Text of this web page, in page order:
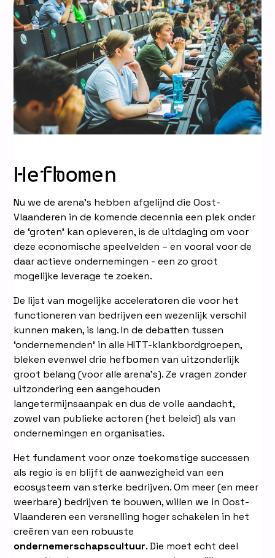
Hefbomen
Nu we de arena’s hebben afgelijnd die Oost-
Vlaanderen in de komende decennia een plek onder
de ‘groten’ kan opleveren, is de uitdaging om voor
deze economische speelvelden – en vooral voor de
daar actieve ondernemingen - een zo groot
mogelijke leverage te zoeken.
De lijst van mogelijke acceleratoren die voor het
functioneren van bedrijven een wezenlijk verschil
kunnen maken, is lang. In de debatten tussen
‘ondernemenden’ in alle HITT-klankbordgroepen,
bleken evenwel drie hefbomen van uitzonderlijk
groot belang (voor alle arena’s). Ze vragen zonder
uitzondering een aangehouden
langetermijnsaanpak en dus de volle aandacht,
zowel van publieke actoren (het beleid) als van
ondernemingen en organisaties.
Het fundament voor onze toekomstige successen
als regio is en blijft de aanwezigheid van een
ecosysteem van sterke bedrijven. Om meer (en meer
weerbare) bedrijven te bouwen, willen we in Oost-
Vlaanderen een versnelling hoger schakelen in het
creëren van een robuuste
ondernemerschapscultuur. Die moet echt deel